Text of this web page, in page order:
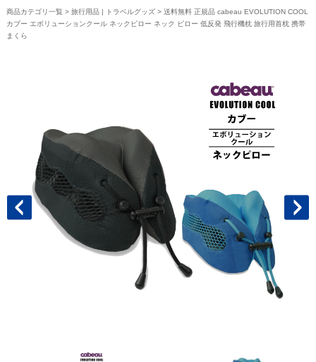
商品カテゴリ一覧 > 旅行用品 | トラベルグッズ> 送料無料 正規品 cabeau EVOLUTION COOL
カブー エボリューションクール ネックピロー ネック ピロー 低反発 飛行機枕 旅行用首枕 携帯
まくら